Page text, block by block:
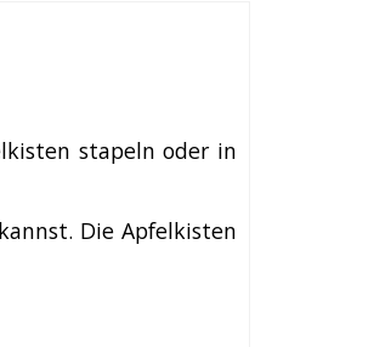
stapeln oder in
Die Apfelkisten